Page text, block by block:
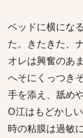
ベッドに横にな
た。きたきた、
オレは興奮のあ
へそにくっつき
手を添え、舐め
O江はもどかし
時の粘膜は過敏